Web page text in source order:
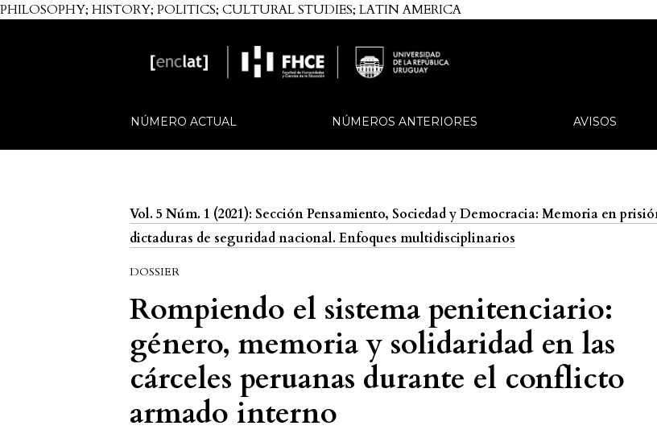
PHILOSOPHY; HISTORY; POLITICS; CULTURAL STUDIES; LATIN AMERICA
NÚMERO ACTUAL NÚMEROS ANTERIORES AVISOS
Vol. 5 Núm. 1 (2021): Sección Pensamiento, Sociedad y Democracia: Memoria en
dictaduras de seguridad nacional. Enfoques multidisciplinarios
DOSSIER
Rompiendo el sistema penitenciario:
género, memoria y solidaridad en las
cárceles peruanas durante el conflicto
armado interno